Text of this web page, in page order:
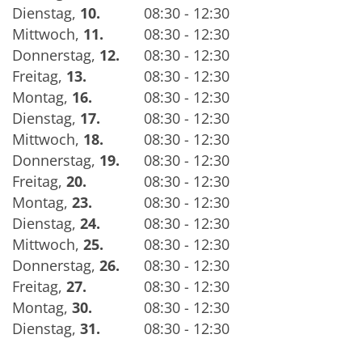
Dienstag, 10.
08:30 - 12:30
Mittwoch, 11.
08:30 - 12:30
Donnerstag, 12.
08:30 - 12:30
Freitag, 13.
08:30 - 12:30
Montag, 16.
08:30 - 12:30
Dienstag, 17.
08:30 - 12:30
Mittwoch, 18.
08:30 - 12:30
Donnerstag, 19.
08:30 - 12:30
Freitag, 20.
08:30 - 12:30
Montag, 23.
08:30 - 12:30
Dienstag, 24.
08:30 - 12:30
Mittwoch, 25.
08:30 - 12:30
Donnerstag, 26.
08:30 - 12:30
Freitag, 27.
08:30 - 12:30
Montag, 30.
08:30 - 12:30
Dienstag, 31.
08:30 - 12:30